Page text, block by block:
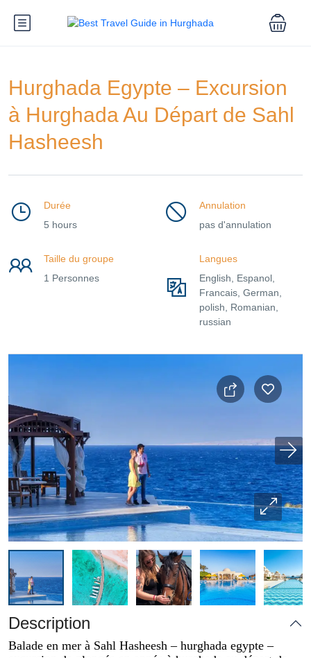
Hurghada Egypte – Excursion
à Hurghada Au Départ de Sahl
Hasheesh
Durée
5 hours
Annulation
pas d'annulation
Taille du groupe
1 Personnes
Langues
English, Espanol,
Francais, German,
polish, Romanian,
russian
Description
Balade en mer à Sahl Hasheesh – hurghada egypte –